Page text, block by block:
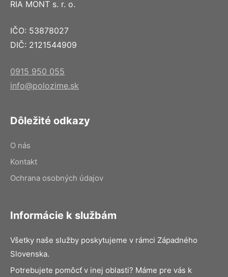
RIA MONT s. r. o.
IČO: 53878027
DIČ: 2121544909
0915 950 055
info@polozime.sk
Dôležité odkazy
O nás
Kontakt
Ochrana osobných údajov
Informácie k službám
Všetky naše služby poskytujeme v rámci Západného
Slovenska.
Potrebujete pomôcť v inej oblasti? Máme pre vás k